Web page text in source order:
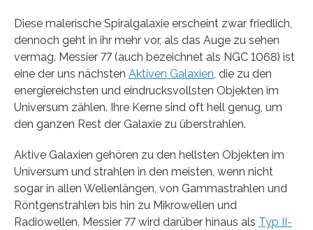
Diese malerische Spiralgalaxie erscheint zwar friedlich,
dennoch geht in ihr mehr vor, als das Auge zu sehen
vermag. Messier 77 (auch bezeichnet als NGC 1068) ist
eine der uns nächsten Aktiven Galaxien, die zu den
energiereichsten und eindrucksvollsten Objekten im
Universum zählen. Ihre Kerne sind oft hell genug, um
den ganzen Rest der Galaxie zu überstrahlen.
Aktive Galaxien gehören zu den hellsten Objekten im
Universum und strahlen in den meisten, wenn nicht
sogar in allen Wellenlängen, von Gammastrahlen und
Röntgenstrahlen bis hin zu Mikrowellen und
Radiowellen. Messier 77 wird darüber hinaus als Typ II-